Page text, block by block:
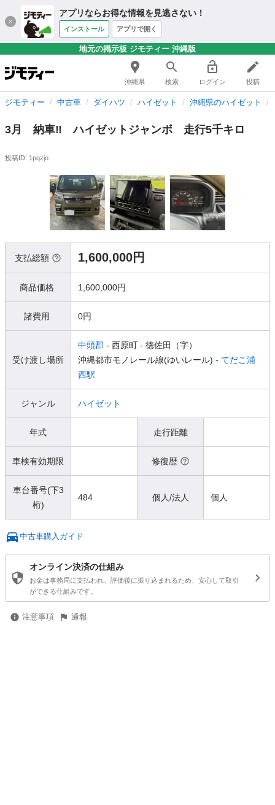
アプリならお得な情報を見逃さない！
インストール アプリで開く
地元の掲示板 ジモティー 沖縄版
沖縄県 検索 ログイン 投稿
ジモティー 中古車 ダイハツ ハイゼット 沖縄県のハイゼット
3月 納車‼️ ハイゼットジャンボ 走行5千キロ
投稿ID: 1pqzjo
支払総額 1,600,000円
商品価格 1,600,000円
諸費用 0円
受け渡し場所
中頭郡 - 西原町 - 徳佐田（字）
沖縄都市モノレール線(ゆいレール) - てだこ浦
西駅
ジャンル ハイゼット
年式 走行距離
車検有効期限 修復歴
車台番号(下3
桁)
484 個人/法人 個人
中古車購入ガイド
オンライン決済の仕組み
お金は事務局に支払われ、評価後に振り込まれるため、安心して取引
ができる仕組みです。
注意事項 通報